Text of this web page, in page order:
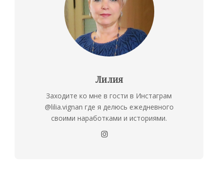
Лилия
Заходите ко мне в гости в Инстаграм
@lilia.vignan где я делюсь ежедневного
своими наработками и историями.